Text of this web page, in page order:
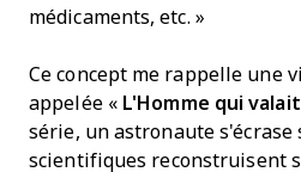
médicaments, etc. »
Ce concept me rappelle une
appelée « L'Homme qui
série, un astronaute s'écrase
scientifiques reconstruisent